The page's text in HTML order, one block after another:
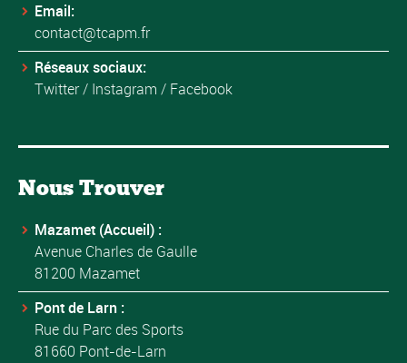
Email:
contact@tcapm.fr
Réseaux sociaux:
Twitter/ Instagram / Facebook
Nous Trouver
Mazamet (Accueil) :
Avenue Charles de Gaulle
81200 Mazamet
Pont de Larn :
Rue du Parc des Sports
81660 Pont-de-Larn